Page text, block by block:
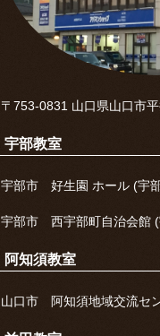
〒753-0831 山口県山口市
宇部教室
宇部市 好生園 ホール (宇
宇部市 西宇部町自治会館
阿知須教室
山口市 阿知須地域交流